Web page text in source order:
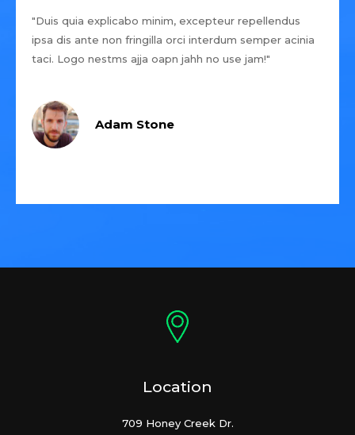
"Duis quia explicabo minim, excepteur repellendus
ipsa dis ante non fringilla orci interdum semper acinia
taci. Logo nestms ajja oapn jahh no use jam!"
Adam Stone
Location
709 Honey Creek Dr.